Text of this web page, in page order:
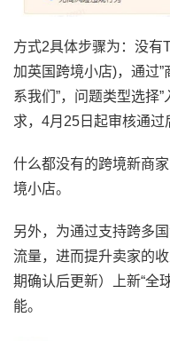
方式2具体步骤为：没有
加英国跨境小店)，通过”
系我们”，问题类型选择
求，4月25日起审核通过
什么都没有的跨境新商
境小店。
另外，为通过支持跨多
流量，进而提升卖家的
期确认后更新）上新“全
能。